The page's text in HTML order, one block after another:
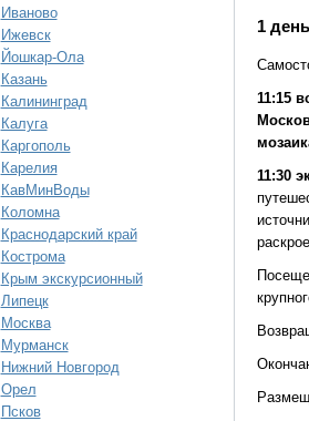
Иваново
Ижевск
Йошкар-Ола
Казань
Калининград
Калуга
Каргополь
Карелия
КавМинВоды
Коломна
Краснодарский край
Кострома
Крым экскурсионный
Липецк
Москва
Мурманск
Нижний Новгород
Орел
Псков
1
11:15
11:30